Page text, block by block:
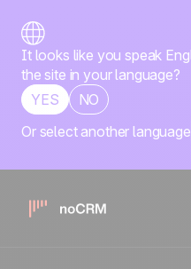
It looks like you speak
the site in your language?
YES
NO
Or select another language
Agente di
migliori
chiudere